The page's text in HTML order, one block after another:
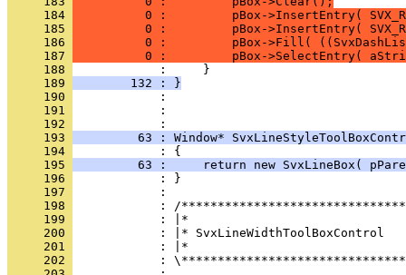
     184
0 :         pBox->InsertEntry(
     185
0 :         pBox->InsertEntry(
     186
0 :         pBox->Fill(
     187
0 :         pBox->SelectEntry(
     188
     189
        132 : }
     190
     191
            :
     192
     193
63 : Window*
     194
     195
63 :     return new SvxLineBox(
     196
     197
     198
     199
     200
     201
     202
: